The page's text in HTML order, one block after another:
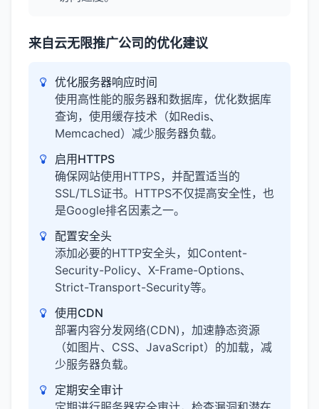
来自云无限推广公司的优化建议
优化服务器响应时间
使用高性能的服务器和数据库，优化数据库
查询，使用缓存技术（如Redis、
Memcached）减少服务器负载。
启用HTTPS
确保网站使用HTTPS，并配置适当的
SSL/TLS证书。HTTPS不仅提高安全性，也
是Google排名因素之一。
配置安全头
添加必要的HTTP安全头，如Content-
Security-Policy、X-Frame-Options、
Strict-Transport-Security等。
使用CDN
部署内容分发网络(CDN)，加速静态资源
（如图片、CSS、JavaScript）的加载，减
少服务器负载。
定期安全审计